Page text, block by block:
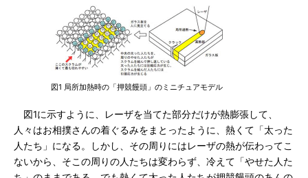
図1 局所加熱時の「押競饅頭」のミニチュアモデル
図1に示すように、レーザを当てた部分だけが熱膨張して、
人々はお相撲さんの着ぐるみをまとったように、熱くて「太った
人たち」になる。しかし、その周りにはレーザの熱が伝わってこ
ないから、そこの周りの人たちは変わらず、冷えて「やせた人た